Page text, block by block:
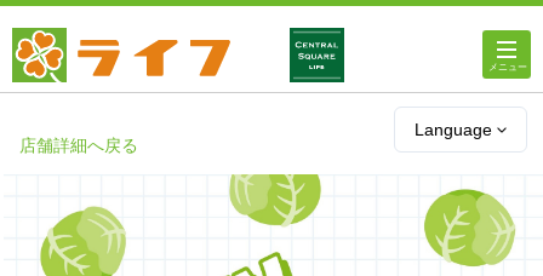
Language
店舗・チラシ情報
オンラインストア
店舗詳細へ戻る